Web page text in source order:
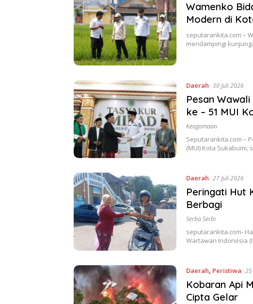
Wamenko
Modern di
seputarankita.com –
mendampingi
Daerah 30 Juli 2026
Pesan
ke – 51 MUI
Keagamaan
Seputarankita.com –
(MUI) Kota
Daerah 27 Juli 2026
Peringati Hut
Berbagi
Serba Serbi
seputarankita.com-
Wartawan Indonesia
Daerah, Peristiwa 25
Kobaran Api
Cipta Gelar